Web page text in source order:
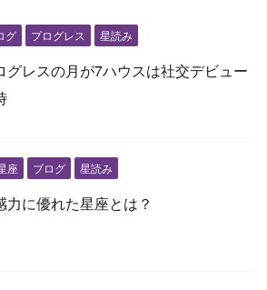
グ プログレス 星読み
グレスの月が7ハウスは社交デビュー
座 ブログ 星読み
力に優れた星座とは？